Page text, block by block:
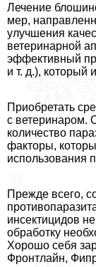
Лечение
мер,
улучшения
ветеринарной
эффективный
и т. д.), который
Приобретать
с ветеринаром.
количество
факторы,
использования
Прежде всего,
инсектицидов
обработку
Хорошо себя
Фронтлайн,